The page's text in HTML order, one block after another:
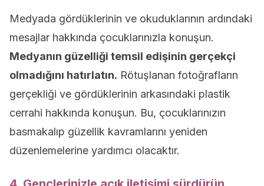
Medyada gördüklerinin ve okuduklarının ardındaki
mesajlar hakkında çocuklarınızla konuşun.
Medyanın güzelliği temsil edişinin gerçekçi
olmadığını hatırlatın. Rötuşlanan fotoğrafların
gerçekliği ve gördüklerinin arkasındaki plastik
cerrahi hakkında konuşun. Bu, çocuklarınızın
basmakalıp güzellik kavramlarını yeniden
düzenlemelerine yardımcı olacaktır.